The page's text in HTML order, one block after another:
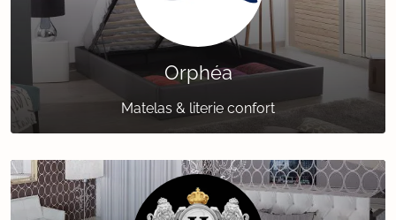
Orphéa
Matelas & literie confort